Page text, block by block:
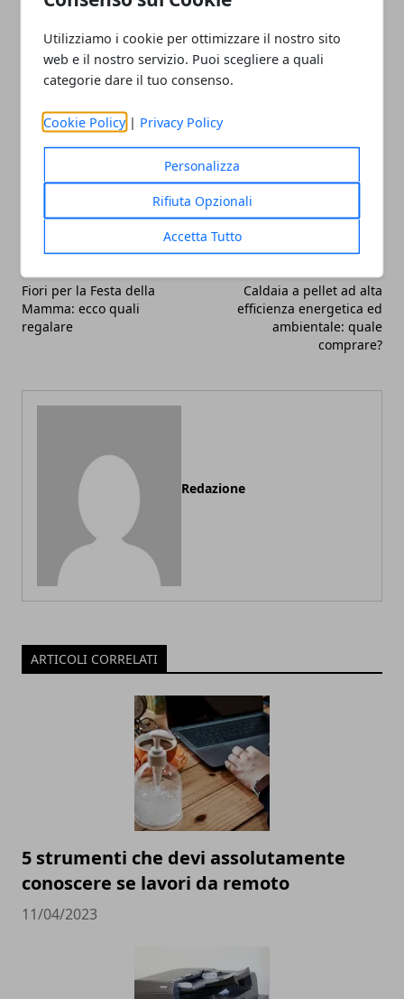
Utilizziamo i cookie per ottimizzare il nostro sito
web e il nostro servizio. Puoi scegliere a quali
categorie dare il tuo consenso.
Cookie Policy | Privacy Policy
Personalizza
Rifiuta Opzionali
Accetta Tutto
per tale insegnamenti.
Whatsapp
Fiori per la Festa della
Mamma: ecco quali
regalare
Caldaia a pellet ad alta
efficienza energetica ed
ambientale: quale
comprare?
Redazione
ARTICOLI CORRELATI
5 strumenti che devi assolutamente
conoscere se lavori da remoto
11/04/2023